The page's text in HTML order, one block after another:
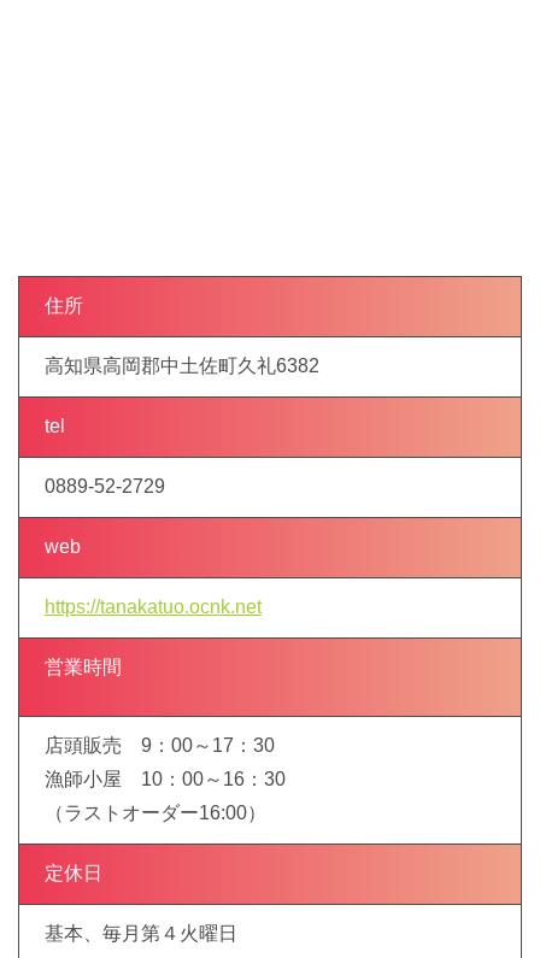
住所
高知県高岡郡中土佐町久礼6382
tel
0889-52-2729
web
https://tanakatuo.ocnk.net
営業時間
店頭販売 9：00～17：30
漁師小屋 10：00～16：30
（ラストオーダー16:00）
定休日
基本、毎月第４火曜日